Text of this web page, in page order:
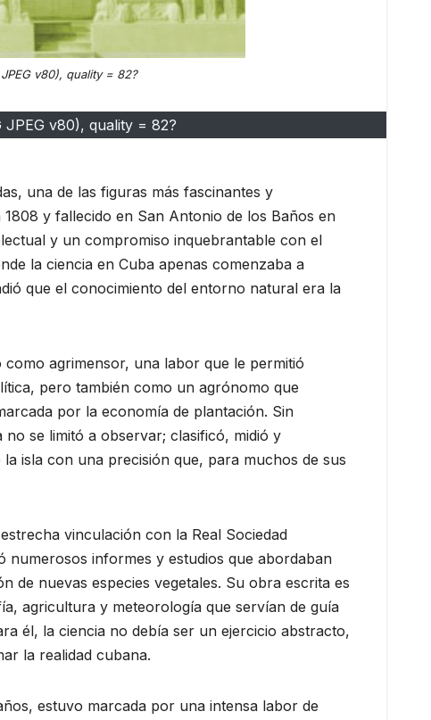
v80), quality = 82?
JPEG v80), quality = 82?
una de las figuras más fascinantes y
y fallecido en San Antonio de los Baños en
y un compromiso inquebrantable con el
la ciencia en Cuba apenas comenzaba a
que el conocimiento del entorno natural era la
agrimensor, una labor que le permitió
pero también como un agrónomo que
por la economía de plantación. Sin
se limitó a observar; clasificó, midió y
isla con una precisión que, para muchos de sus
vinculación con la Real Sociedad
numerosos informes y estudios que abordaban
de nuevas especies vegetales. Su obra escrita es
agricultura y meteorología que servían de guía
él, la ciencia no debía ser un ejercicio abstracto,
la realidad cubana.
estuvo marcada por una intensa labor de